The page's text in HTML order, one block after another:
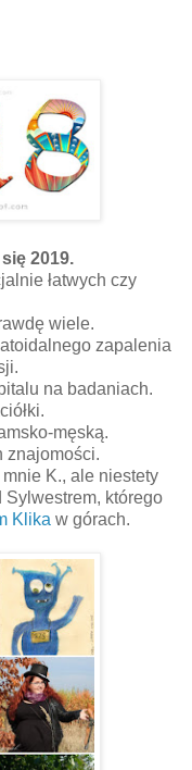
się 2019.
łatwych czy
wiele.
zapalenia
na badaniach.
męską.
znajomości.
K., ale niestety
Sylwestrem, którego
Klika w górach.